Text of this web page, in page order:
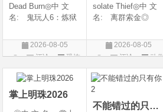
Dead Burn◎中 文
名: 鬼玩人6：炼狱
焚场(台) / 鬼玩人6：
燃烧 / 鬼玩人崛起衍
2026◎产 地:
美国◎类 别:
2026-08-05
评论
恐怖
片
solate Thief◎中 文
名: 离群索金◎
产 地: 美国◎
类 别: 西部◎
上映日期: 2026-07-
10(美国)◎IMDb评分
2026-08-05
评论
动
片
掌上明珠2026
不能错过的只有你2